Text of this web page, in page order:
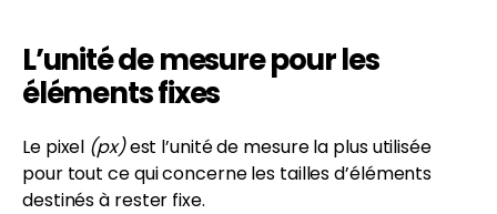
L’unité de mesure pour les
éléments fixes
Le pixel (px)est l’unité de mesure la plus utilisée
pour tout ce qui concerne les tailles d’éléments
destinés à rester fixe.